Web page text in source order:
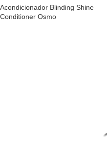
Acondicionador Blinding Shine
Conditioner Osmo